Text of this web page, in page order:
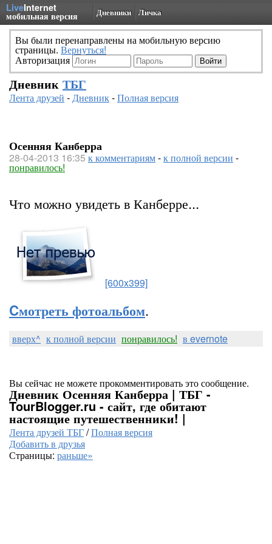
LiveInternet
мобильная версия Дневники Личка
Вы были перенаправлены на мобильную версию
страницы. Вернуться!
Авторизация
Дневник ТБГ
Лента друзей -Дневник-Полная версия
Осенняя Канберра
28-04-2013 16:35 к комментариям-к полной версии -
понравилось!
Что можно увидеть в Канберре...
[600x399]
Cмотреть фотоальбом.
вверх^ к полной версии понравилось! в evernote
Вы сейчас не можете прокомментировать это сообщение.
Дневник Осенняя Канберра | ТБГ -
TourBlogger.ru - сайт, где обитают
настоящие путешественники! |
Лента друзей ТБГ/Полная версия
Добавить в друзья
Страницы: раньше»